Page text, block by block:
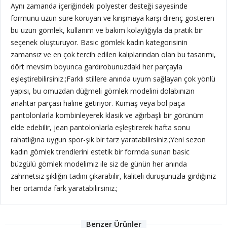
Aynı zamanda içeriğindeki polyester desteği sayesinde
formunu uzun süre koruyan ve kırışmaya karşı direnç gösteren
bu uzun gömlek, kullanım ve bakım kolaylığıyla da pratik bir
seçenek oluşturuyor. Basic gömlek kadın kategorisinin
zamansız ve en çok tercih edilen kalıplarından olan bu tasarımı,
dört mevsim boyunca gardırobunuzdaki her parçayla
eşleştirebilirsiniz.;Farklı stillere anında uyum sağlayan çok yönlü
yapısı, bu omuzdan düğmeli gömlek modelini dolabınızın
anahtar parçası haline getiriyor. Kumaş veya bol paça
pantolonlarla kombinleyerek klasik ve ağırbaşlı bir görünüm
elde edebilir, jean pantolonlarla eşleştirerek hafta sonu
rahatlığına uygun spor-şık bir tarz yaratabilirsiniz.;Yeni sezon
kadın gömlek trendlerini estetik bir formda sunan basic
büzgülü gömlek modelimiz ile siz de günün her anında
zahmetsiz şıklığın tadını çıkarabilir, kaliteli duruşunuzla girdiğiniz
her ortamda fark yaratabilirsiniz.;
Benzer Ürünler